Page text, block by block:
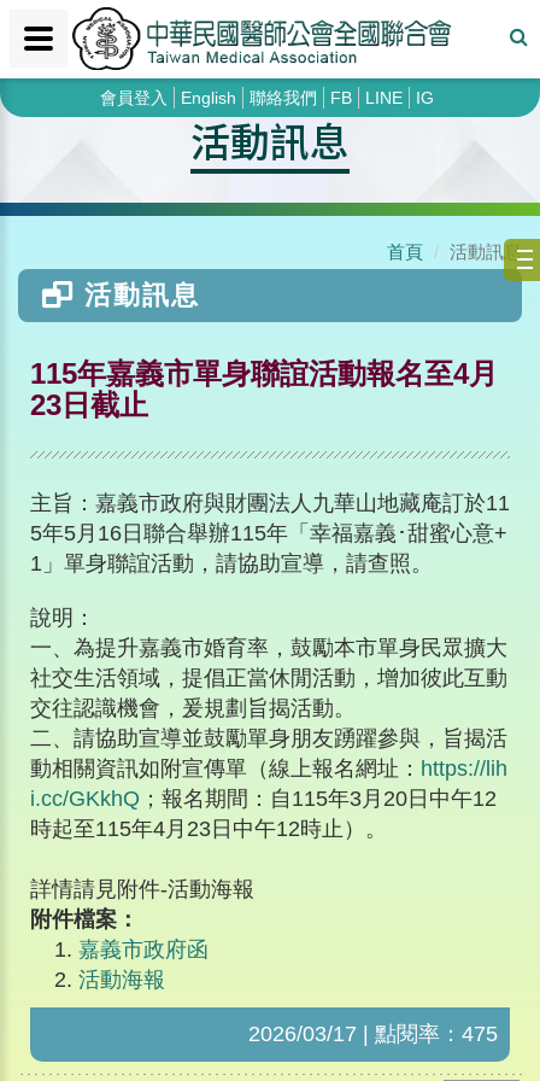
會員登入 English 聯絡我們 FB LINE IG
活動訊息
首頁 活動訊息
活動訊息
115年嘉義市單身聯誼活動報名至4月
23日截止
主旨：嘉義市政府與財團法人九華山地藏庵訂於11
5年5月16日聯合舉辦115年「幸福嘉義･甜蜜心意+
1」單身聯誼活動，請協助宣導，請查照。
說明：
一、為提升嘉義市婚育率，鼓勵本市單身民眾擴大
社交生活領域，提倡正當休閒活動，增加彼此互動
交往認識機會，爰規劃旨揭活動。
二、請協助宣導並鼓勵單身朋友踴躍參與，旨揭活
動相關資訊如附宣傳單（線上報名網址： https://lih
i.cc/GKkhQ ；報名期間：自115年3月20日中午12
時起至115年4月23日中午12時止）。
詳情請見附件-活動海報
附件檔案：
嘉義市政府函
活動海報
2026/03/17 | 點閱率：475